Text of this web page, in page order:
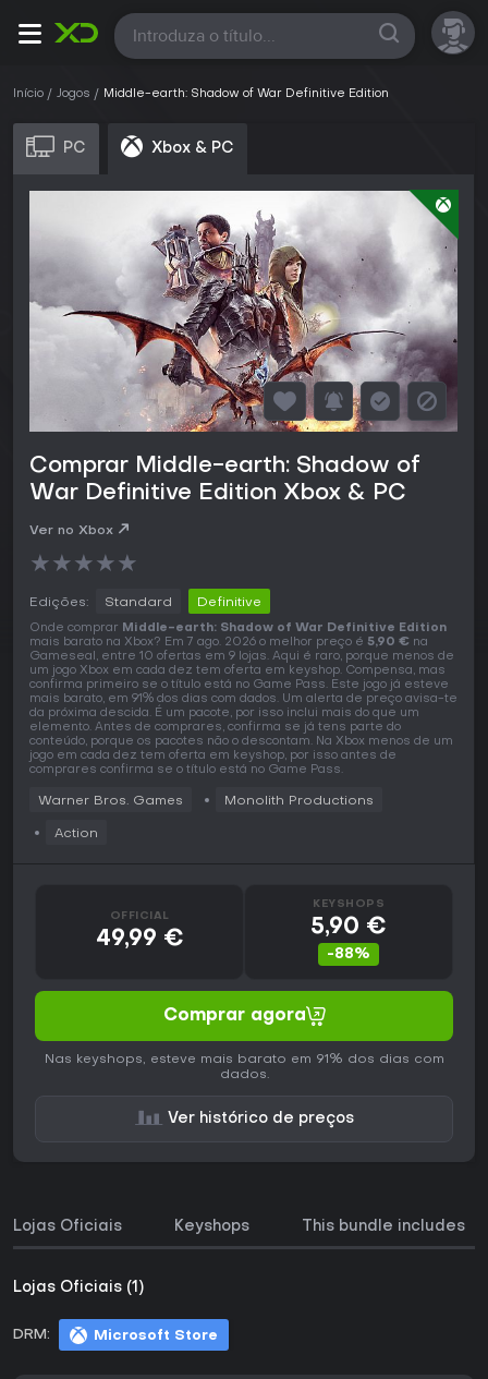
Todas
Início Jogos Middle-earth: Shadow of War Definitive Edition
PC Xbox & PC
Comprar Middle-earth: Shadow of
War Definitive Edition Xbox & PC
Ver no Xbox
★★★★★
Edições: Standard Definitive
Onde comprar Middle-earth: Shadow of War Definitive Edition
mais barato na Xbox? Em 7 ago. 2026 o melhor preço é 5,90 € na
Gameseal, entre 10 ofertas em 9 lojas. Aqui é raro, porque menos de
um jogo Xbox em cada dez tem oferta em keyshop. Compensa, mas
confirma primeiro se o título está no Game Pass. Este jogo já esteve
mais barato, em 91% dos dias com dados. Um alerta de preço avisa-te
da próxima descida. É um pacote, por isso inclui mais do que um
elemento. Antes de comprares, confirma se já tens parte do
conteúdo, porque os pacotes não o descontam. Na Xbox menos de um
jogo em cada dez tem oferta em keyshop, por isso antes de
comprares confirma se o título está no Game Pass.
Warner Bros. Games Monolith Productions
Action
OFFICIAL
49,99 €
KEYSHOPS
5,90 €
-88%
Comprar agora
Nas keyshops, esteve mais barato em 91% dos dias com
dados.
Ver histórico de preços
Lojas Oficiais Keyshops This bundle includes
Lojas Oficiais (1)
DRM: Microsoft Store